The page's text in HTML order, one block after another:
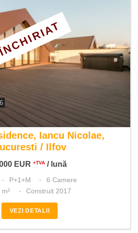
vila 6 camere
Iancu Nicolae,
/ Ilfov
EUR +TVA/ lună
P+1+M
6 Camere
Construit 2017
VEZI DETALII